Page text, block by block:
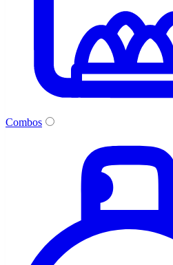
Combos